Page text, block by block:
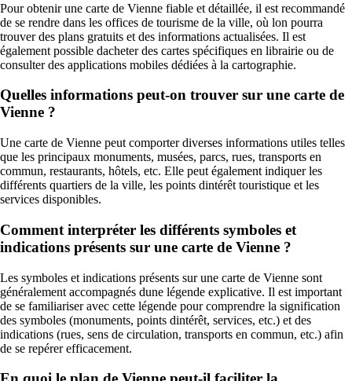
Pour obtenir une carte de Vienne fiable et détaillée, il est recommandé
de se rendre dans les offices de tourisme de la ville, où lon pourra
trouver des plans gratuits et des informations actualisées. Il est
également possible dacheter des cartes spécifiques en librairie ou de
consulter des applications mobiles dédiées à la cartographie.
Quelles informations peut-on trouver sur une carte de
Vienne ?
Une carte de Vienne peut comporter diverses informations utiles telles
que les principaux monuments, musées, parcs, rues, transports en
commun, restaurants, hôtels, etc. Elle peut également indiquer les
différents quartiers de la ville, les points dintérêt touristique et les
services disponibles.
Comment interpréter les différents symboles et
indications présents sur une carte de Vienne ?
Les symboles et indications présents sur une carte de Vienne sont
généralement accompagnés dune légende explicative. Il est important
de se familiariser avec cette légende pour comprendre la signification
des symboles (monuments, points dintérêt, services, etc.) et des
indications (rues, sens de circulation, transports en commun, etc.) afin
de se repérer efficacement.